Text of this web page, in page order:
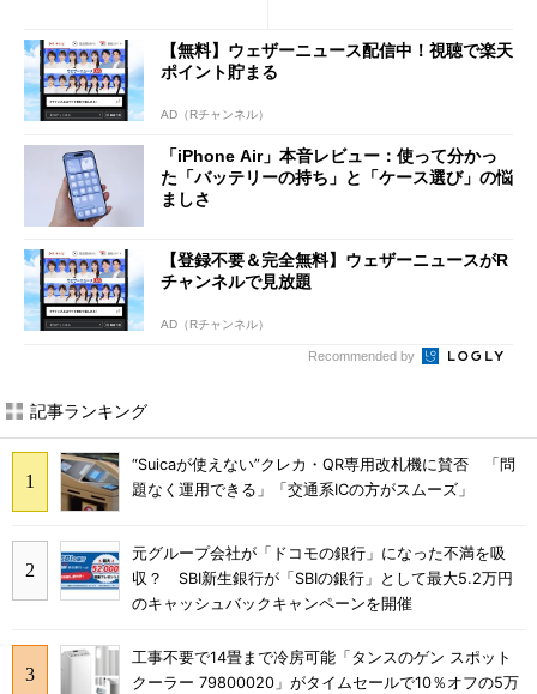
【無料】ウェザーニュース配信中！視聴で楽天
ポイント貯まる
AD（Rチャンネル）
「iPhone Air」本音レビュー：使って分かっ
た「バッテリーの持ち」と「ケース選び」の悩
ましさ
【登録不要＆完全無料】ウェザーニュースがR
チャンネルで見放題
AD（Rチャンネル）
Recommended by
記事ランキング
“Suicaが使えない”クレカ・QR専用改札機に賛否 「問
題なく運用できる」「交通系ICの方がスムーズ」
元グループ会社が「ドコモの銀行」になった不満を吸
収？ SBI新生銀行が「SBIの銀行」として最大5.2万円
のキャッシュバックキャンペーンを開催
工事不要で14畳まで冷房可能「タンスのゲン スポット
クーラー 79800020」がタイムセールで10％オフの5万